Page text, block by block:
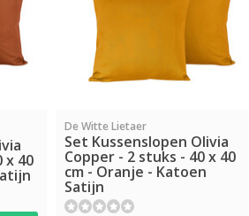
x 40
De Witte Lietaer
Set Kussenslopen Olivia
Copper - 2 stuks - 40 x 40
cm - Oranje - Katoen
Satijn